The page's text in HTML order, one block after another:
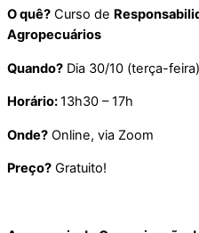
O quê? Curso de
Agropecuários
Quando? Dia 30/10 (terça-feira)
Horário:13h30 – 17h
Onde? Online, via Zoom
Preço? Gratuito!